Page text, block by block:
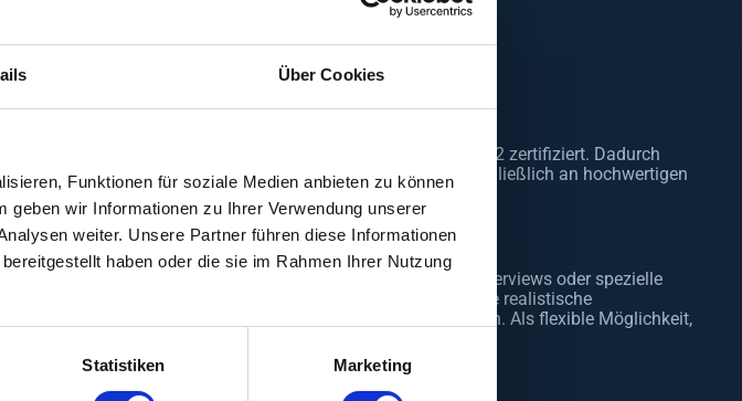
Über Cookies
Funktionen für soziale Medien anbieten zu können
wir Informationen zu Ihrer Verwendung unserer
weiter. Unsere Partner führen diese Informationen
haben oder die sie im Rahmen Ihrer Nutzung
Statistiken Marketing
mit seriösen Unternehmen zusammen und ist nach ISO 20252 zertifiziert. Dadurch
Daten verantwortungsvoll verarbeitet werden und Du ausschließlich an hochwertigen
Was ist möglich?
von verschiedenen Faktoren ab. Umfangreiche Produkttests, Interviews oder spezielle
höher vergütet als kurze Befragungen. Wichtig ist dabei eine realistische
als Produkttester ersetzt in der Regel kein Vollzeiteinkommen. Als flexible Möglichkeit,
Teilnehmer: